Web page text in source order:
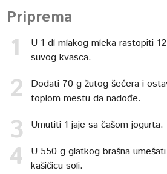
Priprema
U 1 dl mlakog mleka rastopiti
suvog kvasca.
Dodati 70 g žutog šećera i
toplom mestu da nadođe.
Umutiti 1 jaje sa čašom jogurta.
U 550 g glatkog brašna umešati
kašičicu soli.